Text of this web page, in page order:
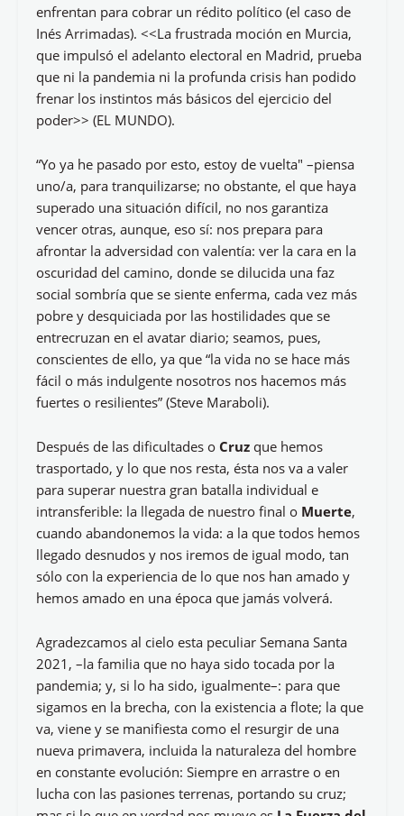
enfrentan para cobrar un rédito político (el caso de
Inés Arrimadas). <<La frustrada moción en Murcia,
que impulsó el adelanto electoral en Madrid, prueba
que ni la pandemia ni la profunda crisis han podido
frenar los instintos más básicos del ejercicio del
poder>> (EL MUNDO).
“Yo ya he pasado por esto, estoy de vuelta" –piensa
uno/a, para tranquilizarse; no obstante, el que haya
superado una situación difícil, no nos garantiza
vencer otras, aunque, eso sí: nos prepara para
afrontar la adversidad con valentía: ver la cara en la
oscuridad del camino, donde se dilucida una faz
social sombría que se siente enferma, cada vez más
pobre y desquiciada por las hostilidades que se
entrecruzan en el avatar diario; seamos, pues,
conscientes de ello, ya que “la vida no se hace más
fácil o más indulgente nosotros nos hacemos más
fuertes o resilientes” (Steve Maraboli).
Después de las dificultades o Cruz que hemos
trasportado, y lo que nos resta, ésta nos va a valer
para superar nuestra gran batalla individual e
intransferible: la llegada de nuestro final o Muerte,
cuando abandonemos la vida: a la que todos hemos
llegado desnudos y nos iremos de igual modo, tan
sólo con la experiencia de lo que nos han amado y
hemos amado en una época que jamás volverá.
Agradezcamos al cielo esta peculiar Semana Santa
2021, –la familia que no haya sido tocada por la
pandemia; y, si lo ha sido, igualmente–: para que
sigamos en la brecha, con la existencia a flote; la que
va, viene y se manifiesta como el resurgir de una
nueva primavera, incluida la naturaleza del hombre
en constante evolución: Siempre en arrastre o en
lucha con las pasiones terrenas, portando su cruz;